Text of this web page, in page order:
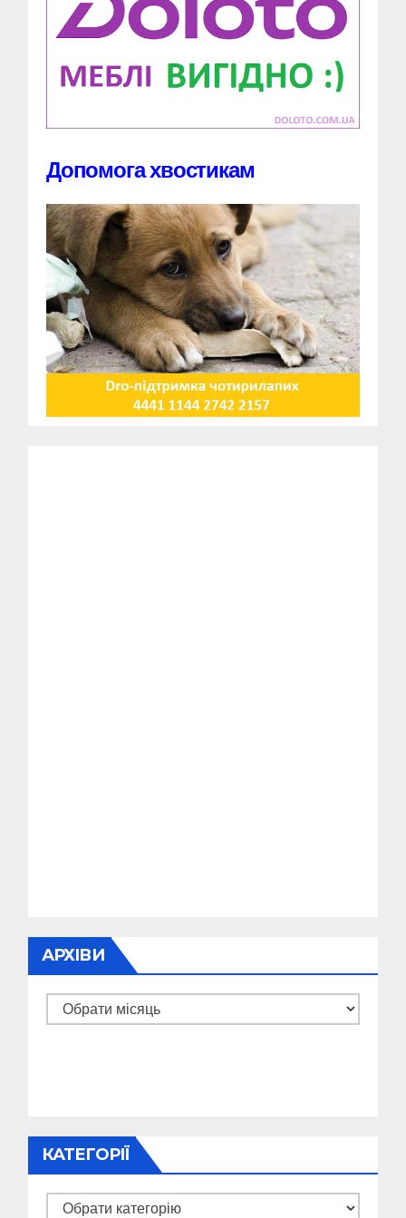
Допомога хвостикам
АРХІВИ
Архіви
КАТЕГОРІЇ
Категорії